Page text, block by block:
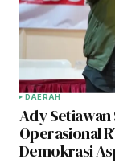
DAERAH
Ady
Operasional
Demokrasi